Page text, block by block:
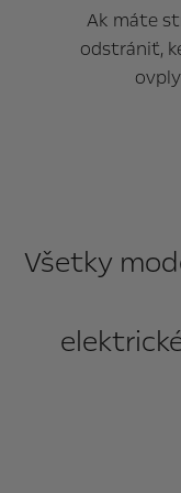
Ak máte
odstrániť,
Všetky